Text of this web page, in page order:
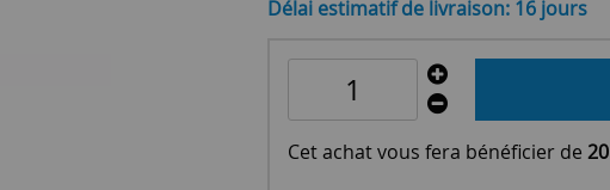
Délai estimatif de livraison: 16 jours
Cet achat vous fera bénéficier de 20